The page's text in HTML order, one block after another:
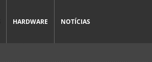
HARDWARE NOTÍCIAS